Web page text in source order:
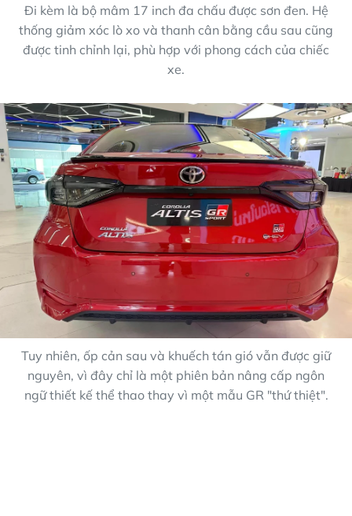
Đi kèm là bộ mâm 17 inch đa chấu được sơn đen. Hệ
thống giảm xóc lò xo và thanh cân bằng cầu sau cũng
được tinh chỉnh lại, phù hợp với phong cách của chiếc
xe.
Tuy nhiên, ốp cản sau và khuếch tán gió vẫn được giữ
nguyên, vì đây chỉ là một phiên bản nâng cấp ngôn
ngữ thiết kế thể thao thay vì một mẫu GR "thứ thiệt".